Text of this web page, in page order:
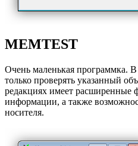
MEMTEST
Очень маленькая программка.
только проверять указанный
редакциях имеет
информации, а также
носителя.